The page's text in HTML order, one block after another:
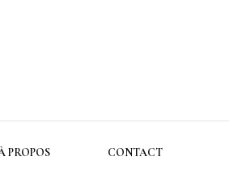
PROPOS CONTACT